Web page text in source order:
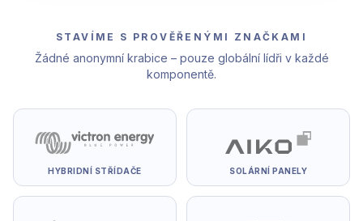
STAVÍME S PROVĚŘENÝMI ZNAČKAMI
Žádné anonymní krabice – pouze globální lídři v každé
komponentě.
HYBRIDNÍ STŘÍDAČE SOLÁRNÍ PANELY